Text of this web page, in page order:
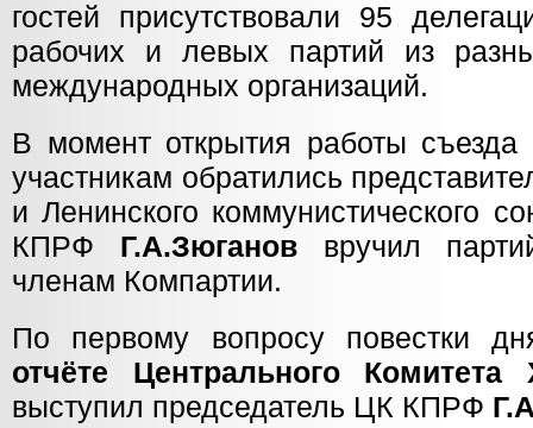
гостей присутствовали 95
рабочих и левых партий из
международных организаций.
В момент открытия работы съезда
участникам обратились
и Ленинского коммунистического
КПРФ Г.А.Зюгановвручил
членам Компартии.
По первому вопросу повестки
отчёте Центрального
выступил председатель ЦК КПРФ